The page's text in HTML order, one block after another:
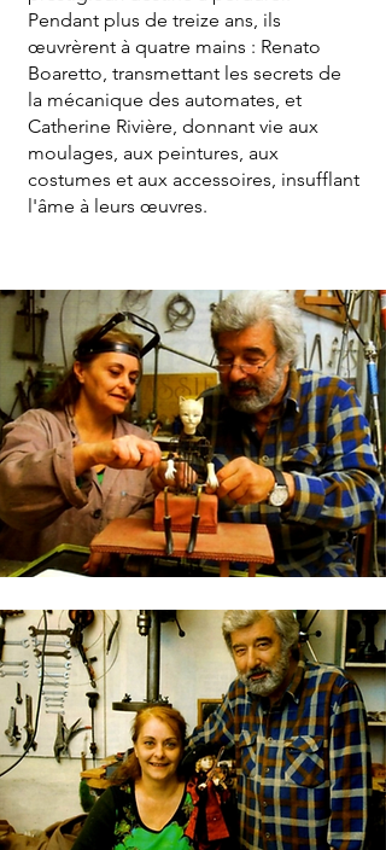
Pendant plus de treize ans, ils
œuvrèrent à quatre mains : Renato
Boaretto, transmettant les secrets de
la mécanique des automates, et
Catherine Rivière, donnant vie aux
moulages, aux peintures, aux
costumes et aux accessoires, insufflant
l'âme à leurs œuvres.